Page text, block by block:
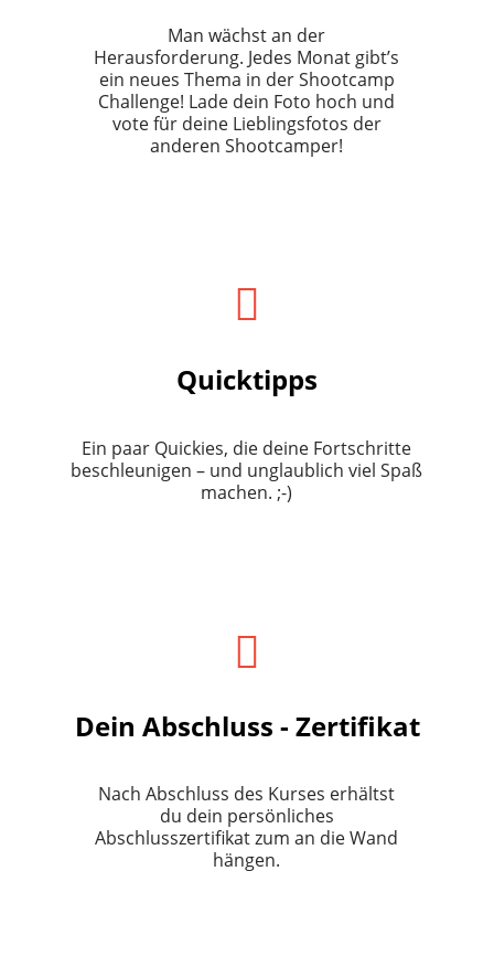
Man wächst an der
Herausforderung. Jedes Monat gibt’s
ein neues Thema in der Shootcamp
Challenge! Lade dein Foto hoch und
vote für deine Lieblingsfotos der
anderen Shootcamper!
Quicktipps
Ein paar Quickies, die deine Fortschritte
beschleunigen – und unglaublich viel Spaß
machen. ;-)
Dein Abschluss - Zertifikat
Nach Abschluss des Kurses erhältst
du dein persönliches
Abschlusszertifikat zum an die Wand
hängen.